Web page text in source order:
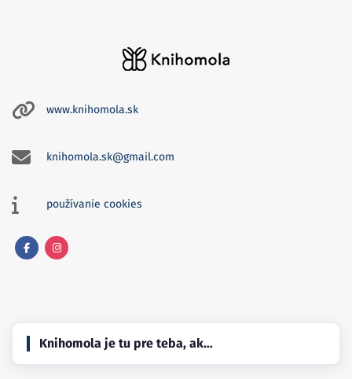
www.knihomola.sk
knihomola.sk@gmail.com
používanie cookies
Knihomola je tu pre teba, ak…